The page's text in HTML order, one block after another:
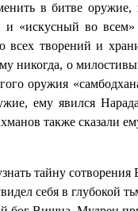
в битве оружие,
и «искусный во
всех творений и
никогда, о
оружия
ему явился
также сказали
тайну сотворения
себя в глубокой